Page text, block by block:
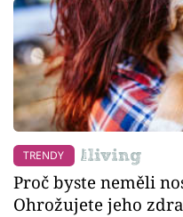
TRENDY
Proč byste neměli
Ohrožujete jeho